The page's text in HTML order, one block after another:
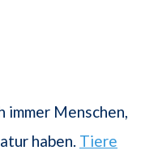
immer Menschen,
haben. Tiere